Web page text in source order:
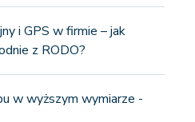
i GPS w firmie – jak
z RODO?
w wyższym wymiarze -